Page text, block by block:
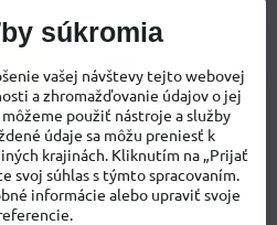
súkromia
vašej návštevy tejto webovej
a zhromažďovanie údajov o jej
použiť nástroje a služby
údaje sa môžu preniesť k
krajinách. Kliknutím na „Prijať
svoj súhlas s týmto spracovaním.
informácie alebo upraviť svoje